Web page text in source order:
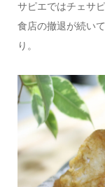
サピエではチェサ
食店の撤退が続い
り。